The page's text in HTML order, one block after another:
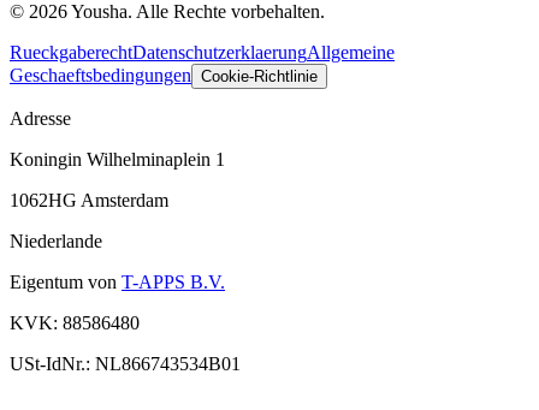
© 2026 Yousha. Alle Rechte vorbehalten.
RueckgaberechtDatenschutzerklaerungAllgemeine
Geschaeftsbedingungen Cookie-Richtlinie
Adresse
Koningin Wilhelminaplein 1
1062HG Amsterdam
Niederlande
Eigentum von T-APPS B.V.
KVK: 88586480
USt-IdNr.: NL866743534B01